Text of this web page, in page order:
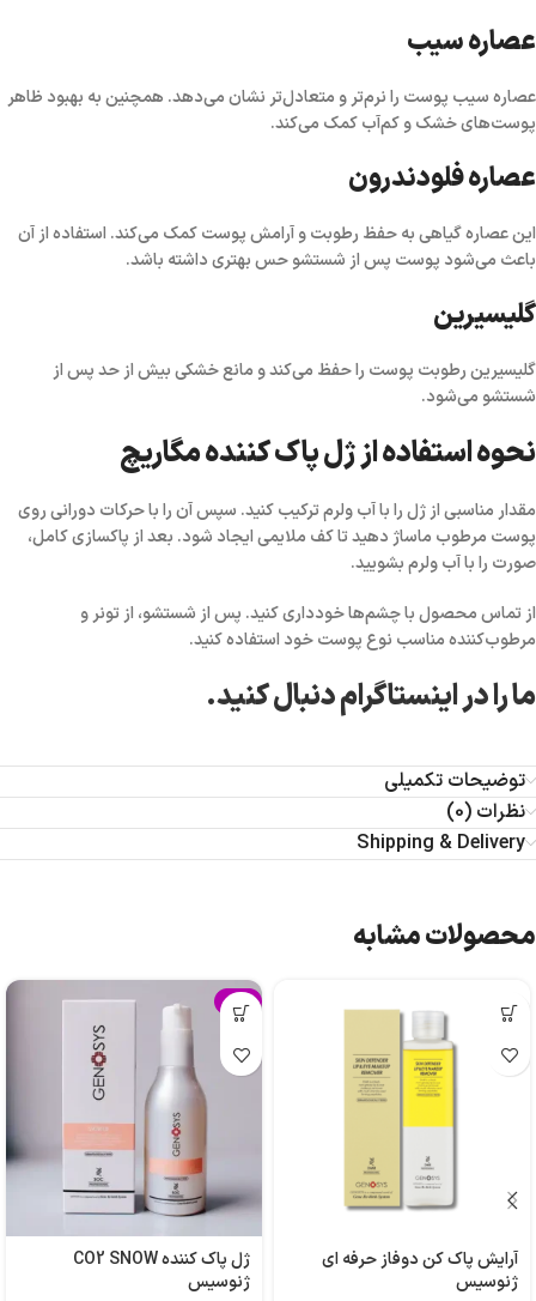
عصاره سیب
عصاره سیب پوست را نرم‌تر و متعادل‌تر نشان می‌دهد. همچنین به بهبود ظاهر
پوست‌های خشک و کم‌آب کمک می‌کند.
عصاره فلودندرون
این عصاره گیاهی به حفظ رطوبت و آرامش پوست کمک می‌کند. استفاده از آن
باعث می‌شود پوست پس از شستشو حس بهتری داشته باشد.
گلیسیرین
گلیسیرین رطوبت پوست را حفظ می‌کند و مانع خشکی بیش از حد پس از
شستشو می‌شود.
نحوه استفاده از ژل پاک کننده مگاریچ
مقدار مناسبی از ژل را با آب ولرم ترکیب کنید. سپس آن را با حرکات دورانی روی
پوست مرطوب ماساژ دهید تا کف ملایمی ایجاد شود. بعد از پاکسازی کامل،
صورت را با آب ولرم بشویید.
از تماس محصول با چشم‌ها خودداری کنید. پس از شستشو، از تونر و
مرطوب‌کننده مناسب نوع پوست خود استفاده کنید.
ما را در اینستاگرام دنبال کنید.
توضیحات تکمیلی
نظرات (0)
Shipping & Delivery
محصولات مشابه
آرایش پاک کن دوفاز حرفه ای
ژنوسیس
-4%
ژل پاک کننده CO2 SNOW
ژنوسیس